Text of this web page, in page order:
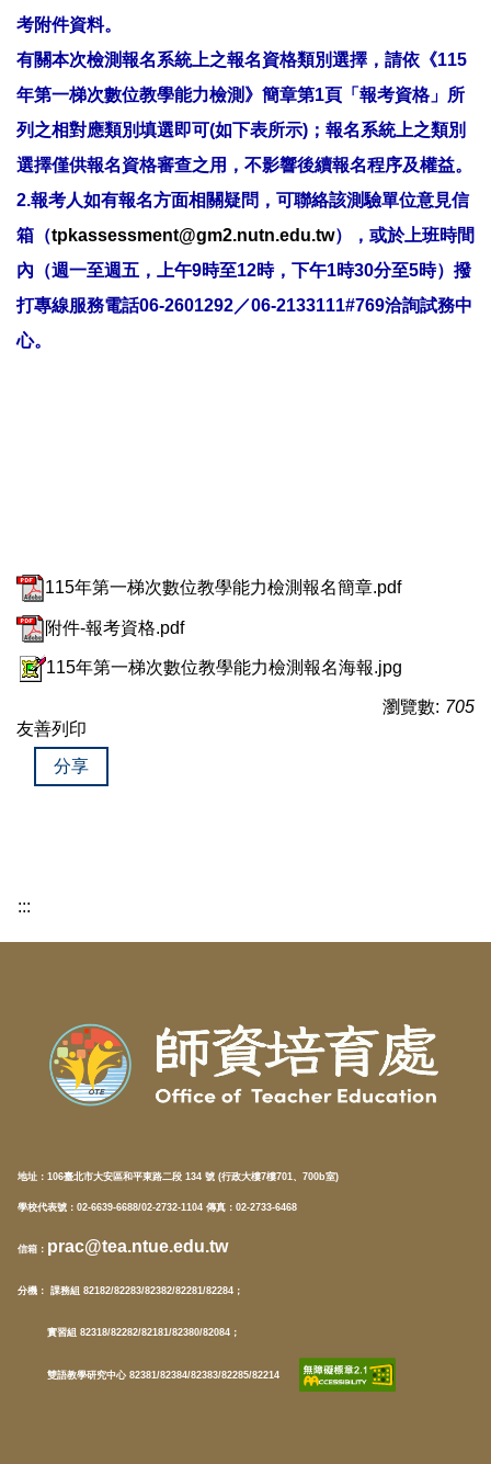
考附件資料。
有關本次檢測報名系統上之報名資格類別選擇，請依《115
年第一梯次數位教學能力檢測》簡章第1頁「報考資格」所
列之相對應類別填選即可(如下表所示)；報名系統上之類別
選擇僅供報名資格審查之用，不影響後續報名程序及權益。
2.報考人如有報名方面相關疑問，可聯絡該測驗單位意見信
箱（tpkassessment@gm2.nutn.edu.tw）， 或於上班時間
內（週一至週五，上午9時至12時， 下午1時30分至5時）撥
打專線服務電話06-2601292／06-2133111#769洽詢試務中
心。
115年第一梯次數位教學能力檢測報名簡章.pdf
附件-報考資格.pdf
115年第一梯次數位教學能力檢測報名海報.jpg
瀏覽數: 705
友善列印
分享
:::
地址： 106臺北市大安區和平東路二段 134 號 (行政大樓7樓701、700b室)
學校代表號：02-6639-6688/02-2732-1104 傳真：02-2733-6468
信箱 ： prac@tea.ntue.edu.tw
分機 ： 課務組 82182/82283/82382/82281/82284；
實習組 82318/82282/82181/82380/82084；
雙語教學研究中心 82381/82384/82383/82285/82214